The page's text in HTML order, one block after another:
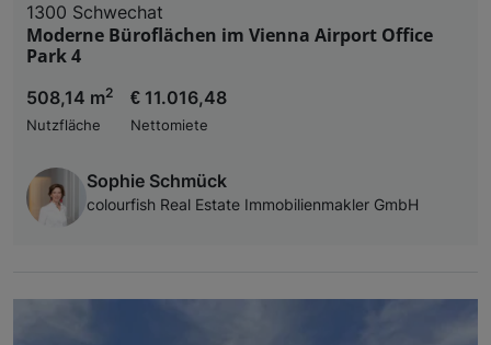
1300 Schwechat
Moderne Büroflächen im Vienna Airport Office
Park 4
508,14 m2
Nutzfläche
€ 11.016,48
Nettomiete
Sophie Schmück
colourfish Real Estate Immobilienmakler GmbH